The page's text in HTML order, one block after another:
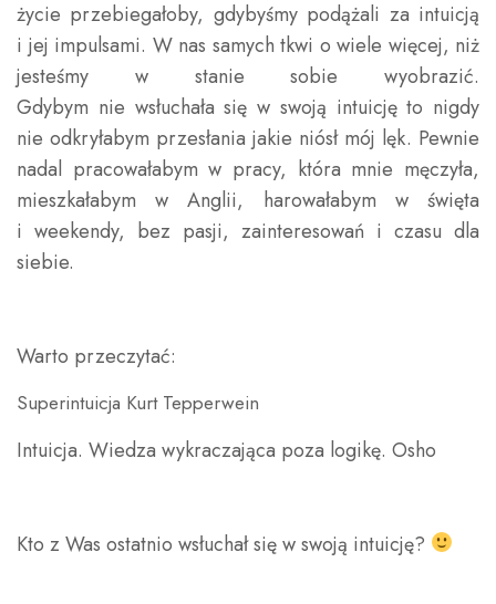
życie przebiegałoby, gdybyśmy podążali za intuicją
i jej impulsami. W nas samych tkwi o wiele więcej, niż
jesteśmy w stanie sobie wyobrazić.
Gdybym nie wsłuchała się w swoją intuicję to nigdy
nie odkryłabym przesłania jakie niósł mój lęk. Pewnie
nadal pracowałabym w pracy, która mnie męczyła,
mieszkałabym w Anglii, harowałabym w święta
i weekendy, bez pasji, zainteresowań i czasu dla
siebie.
Warto przeczytać:
Superintuicja Kurt Tepperwein
Intuicja. Wiedza wykraczająca poza logikę. Osho
Kto z Was ostatnio wsłuchał się w swoją intuicję?